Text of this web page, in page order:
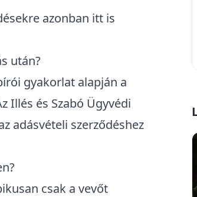
azonban itt is
után?
gyakorlat alapján a
Illés és Szabó Ügyvédi
adásvételi szerződéshez
csak a vevőt